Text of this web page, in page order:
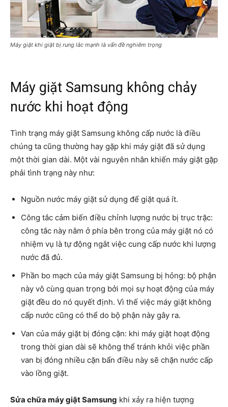
Máy giặt khi giặt bị rung lắc mạnh là vấn đề nghiêm trọng
Máy giặt Samsung không chảy
nước khi hoạt động
Tình trạng máy giặt Samsung không cấp nước là điều
chúng ta cũng thường hay gặp khi máy giặt đã sử dụng
một thời gian dài. Một vài nguyên nhân khiến máy giặt gặp
phải tình trạng này như:
Nguồn nước máy giặt sử dụng để giặt quá ít.
Công tắc cảm biến điều chỉnh lượng nước bị trục trặc:
công tắc này nằm ở phía bên trong của máy giặt nó có
nhiệm vụ là tự động ngắt việc cung cấp nước khi lượng
nước đã đủ.
Phần bo mạch của máy giặt Samsung bị hỏng: bộ phận
này vô cùng quan trọng bởi mọi sự hoạt động của máy
giặt đều do nó quyết định. Vì thế việc máy giặt không
cấp nước cũng có thể do bộ phận này gây ra.
Van của máy giặt bị đóng cặn: khi máy giặt hoạt động
trong thời gian dài sẽ không thể tránh khỏi việc phần
van bị đóng nhiều cặn bẩn điều này sẽ chặn nước cấp
vào lồng giặt.
Sửa chữa máy giặt Samsung khi xảy ra hiện tượng